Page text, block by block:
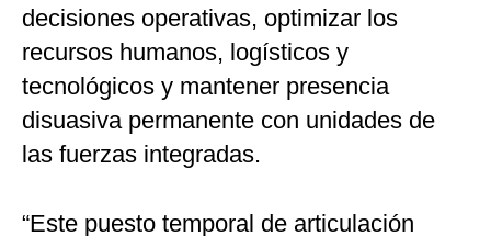
decisiones operativas, optimizar los
recursos humanos, logísticos y
tecnológicos y mantener presencia
disuasiva permanente con unidades de
las fuerzas integradas.
“Este puesto temporal de articulación